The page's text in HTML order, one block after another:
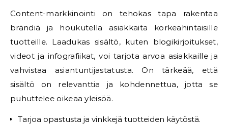
Content-markkinointi on tehokas tapa rakentaa
brändiä ja houkutella asiakkaita korkeahintaisille
tuotteille. Laadukas sisältö, kuten blogikirjoitukset,
videot ja infografiikat, voi tarjota arvoa asiakkaille ja
vahvistaa asiantuntijastatusta. On tärkeää, että
sisältö on relevanttia ja kohdennettua, jotta se
puhuttelee oikeaa yleisöä.
Tarjoa opastusta ja vinkkejä tuotteiden käytöstä.